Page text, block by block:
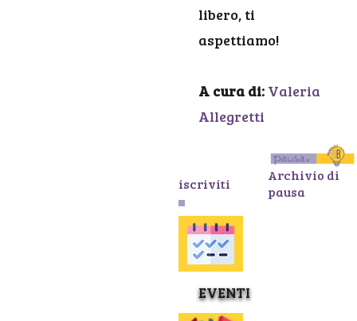
libero, ti
aspettiamo!
A cura di: Valeria
Allegretti
iscriviti
Archivio di
pausa
EVENTI